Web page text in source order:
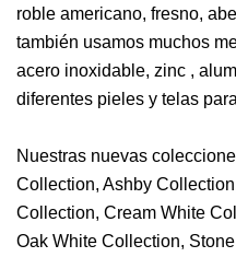
roble americano, fresno,
también usamos muchos
acero inoxidable, zinc ,
diferentes pieles y telas
Nuestras nuevas
Collection, Ashby
Collection, Cream White
Oak White Collection,